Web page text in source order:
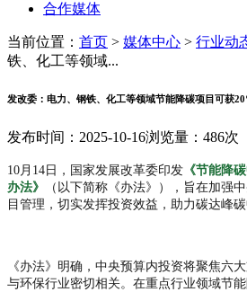
合作媒体
当前位置： 首页 > 媒体中心 > 行业动
铁、化工等领域...
发改委：电力、钢铁、化工等领域节能降碳项目可获
发布时间：2025-10-16浏览量：486次
10月14日，国家发展改革委印发 《节能降
办法》
（以下简称《办法》），旨在加强
目管理，切实发挥投资效益，助力碳达峰碳
《办法》明确，中央预算内投资将聚焦六
与环保行业密切相关。在重点行业领域节